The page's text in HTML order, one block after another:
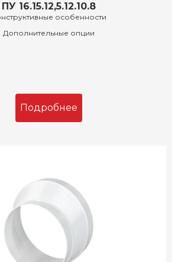
ПУ 16.15.12,5.12.10.8
особенности
Дополнительные опции
Подробнее